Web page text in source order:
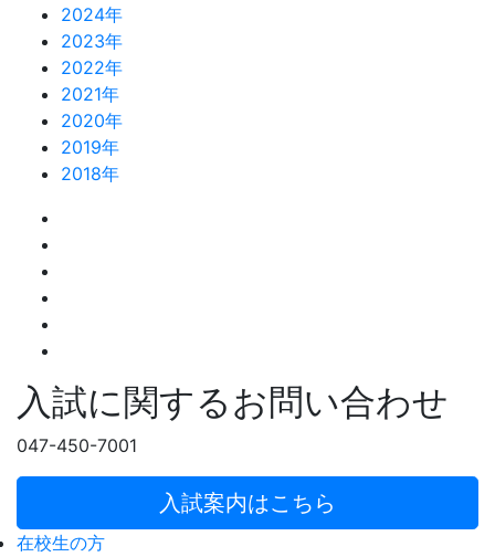
2024年
2023年
2022年
2021年
2020年
2019年
2018年
入試に関するお問い合わせ
047-450-7001
入試案内はこちら
在校生の方